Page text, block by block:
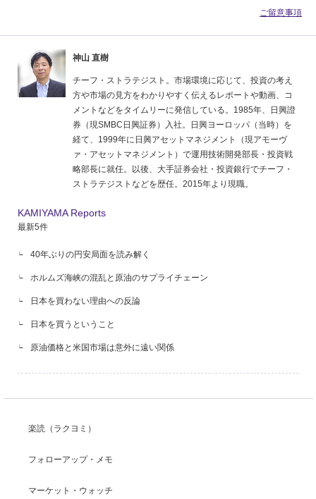
神山 直樹
チーフ・ストラテジスト。市場環境に応じて、投資の考え
方や市場の見方をわかりやすく伝えるレポートや動画、コ
メントなどをタイムリーに発信している。1985年、日興證
券（現SMBC日興証券）入社。日興ヨーロッパ（当時）を
経て、1999年に日興アセットマネジメント（現アモーヴ
ァ・アセットマネジメント）で運用技術開発部長・投資戦
略部長に就任。以後、大手証券会社・投資銀行でチーフ・
ストラテジストなどを歴任。2015年より現職。
KAMIYAMA Reports
最新5件
40年ぶりの円安局面を読み解く
ホルムズ海峡の混乱と原油のサプライチェーン
日本を買わない理由への反論
日本を買うということ
原油価格と米国市場は意外に遠い関係
楽読（ラクヨミ）
フォローアップ・メモ
マーケット・ウォッチ
ご留意事項